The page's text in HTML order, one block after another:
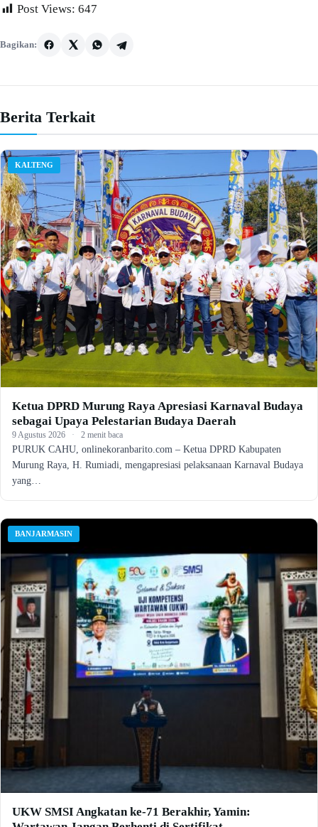
Post Views: 647
Bagikan:
Berita Terkait
KALTENG
Ketua DPRD Murung Raya Apresiasi Karnaval Budaya
sebagai Upaya Pelestarian Budaya Daerah
9 Agustus 2026 · 2 menit baca
PURUK CAHU, onlinekoranbarito.com – Ketua DPRD Kabupaten
Murung Raya, H. Rumiadi, mengapresiasi pelaksanaan Karnaval Budaya
yang…
BANJARMASIN
UKW SMSI Angkatan ke-71 Berakhir, Yamin: